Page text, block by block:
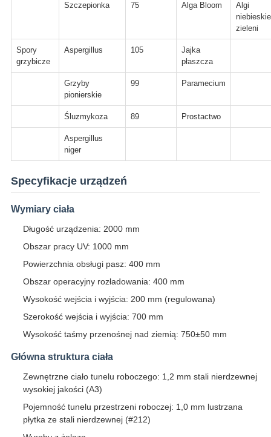
Szczepionka 75 Alga Bloom
Algi
zieleni
Spory
grzybicze
Aspergillus 105
Jajka
płaszcza
Grzyby
pionierskie
99 Paramecium
Śluzmykoza 89 Prostactwo
Aspergillus
niger
Specyfikacje urządzeń
Wymiary ciała
Długość urządzenia: 2000 mm
Obszar pracy UV: 1000 mm
Powierzchnia obsługi pasz: 400 mm
Obszar operacyjny rozładowania: 400 mm
Wysokość wejścia i wyjścia: 200 mm (regulowana)
Szerokość wejścia i wyjścia: 700 mm
Wysokość taśmy przenośnej nad ziemią: 750±50 mm
Główna struktura ciała
Zewnętrzne ciało tunelu roboczego: 1,2 mm stali nierdzewnej
wysokiej jakości (A3)
Pojemność tunelu przestrzeni roboczej: 1,0 mm lustrzana
płytka ze stali nierdzewnej (#212)